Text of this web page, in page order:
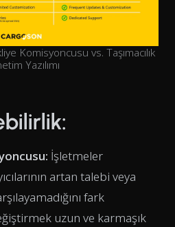
Komisyoncusu vs. Taşımacılık
Yazılımı
İşletmeler
artan talebi veya
fark
uzun ve karmaşık